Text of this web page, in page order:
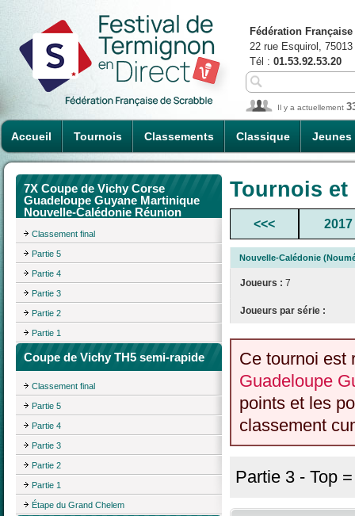
Accueil Tournois Classements Classique Jeunes
Fédération
22 rue Esquirol,
Tél : 01.53.92.53.20
Il y a actuellement
7X Coupe de Vichy Corse
Guadeloupe Guyane Martinique
Nouvelle-Calédonie Réunion
Classement final
Partie 5
Partie 4
Partie 3
Partie 2
Partie 1
Coupe de Vichy TH5 semi-rapide
Classement final
Partie 5
Partie 4
Partie 3
Partie 2
Partie 1
Étape du Grand Chelem
Tournois
<<< 2017
Nouvelle-Calédonie
Joueurs : 7
Joueurs par série :
Ce tournoi est
Guadeloupe
points et les
classement
Partie 3 - Top